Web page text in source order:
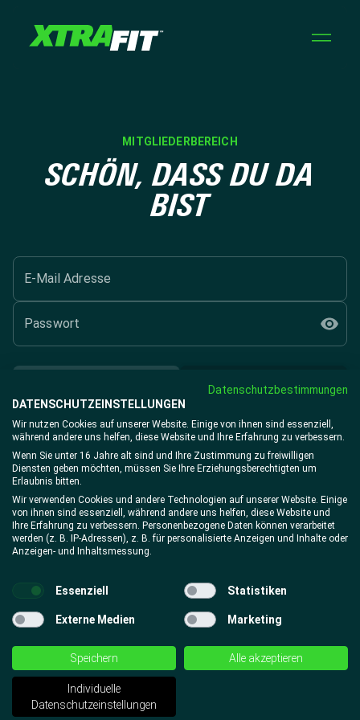
MITGLIEDERBEREICH
SCHÖN, DASS DU DA
BIST
E-Mail Adresse
Passwort
Mitglied werden
Passwortvergessen?
HAST DU FRAGEN?
Schicke uns eine E-Mail an
schnellstmöglich zurück.
Datenschutzbestimmungen
DATENSCHUTZEINSTELLUNGEN
Wir nutzen Cookies auf unserer Website. Einige von ihnen sind essenziell,
während andere uns helfen, diese Website und Ihre Erfahrung zu verbessern.
Wenn Sie unter 16 Jahre alt sind und Ihre Zustimmung zu freiwilligen
Diensten geben möchten, müssen Sie Ihre Erziehungsberechtigten um
Erlaubnis bitten.
Wir verwenden Cookies und andere Technologien auf unserer Website. Einige
von ihnen sind essenziell, während andere uns helfen, diese Website und
Ihre Erfahrung zu verbessern. Personenbezogene Daten können verarbeitet
werden (z. B. IP-Adressen), z. B. für personalisierte Anzeigen und Inhalte oder
Anzeigen- und Inhaltsmessung.
Essenziell Statistiken
Externe Medien Marketing
Speichern Alle akzeptieren
Individuelle
Datenschutzeinstellungen